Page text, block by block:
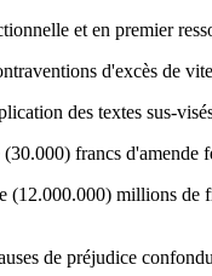
et en premier
d'excès de
des textes sus-
francs
millions de
de préjudice